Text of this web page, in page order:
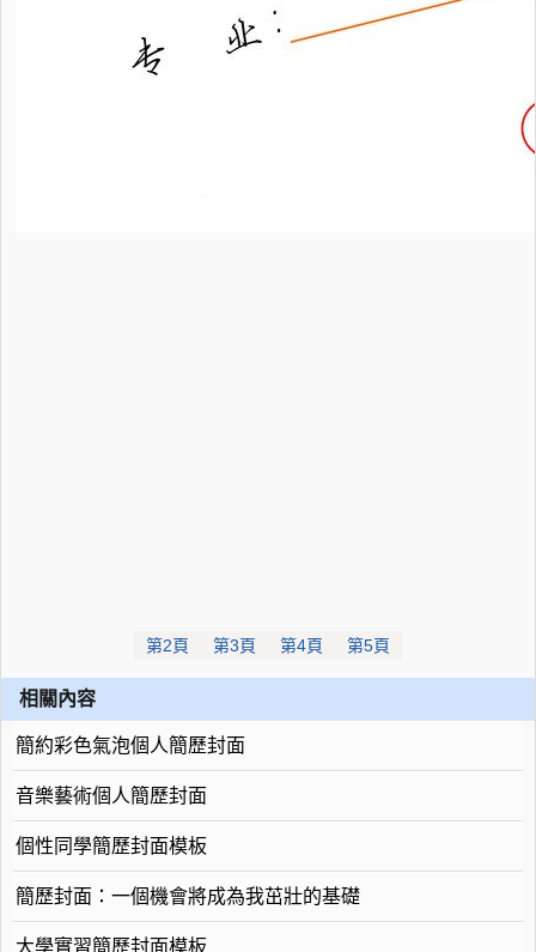
第2頁 第3頁 第4頁 第5頁
相關內容
簡約彩色氣泡個人簡歷封面
音樂藝術個人簡歷封面
個性同學簡歷封面模板
簡歷封面：一個機會將成為我茁壯的基礎
大學實習簡歷封面模板